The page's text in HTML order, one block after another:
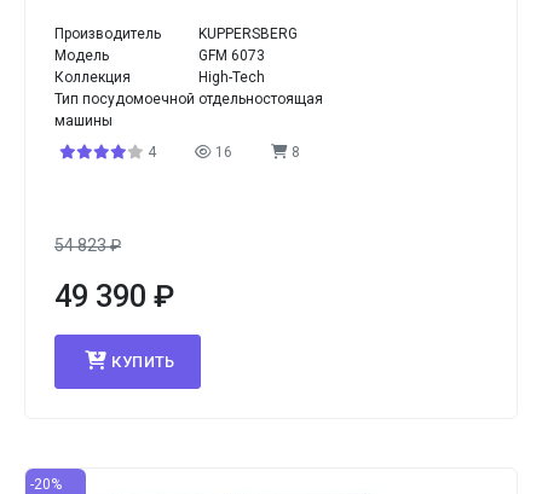
Производитель
KUPPERSBERG
Модель
GFM 6073
Коллекция
High-Tech
Тип посудомоечной
машины
отдельностоящая
4 16 8
54 823₽
49 390 ₽
КУПИТЬ
-20%